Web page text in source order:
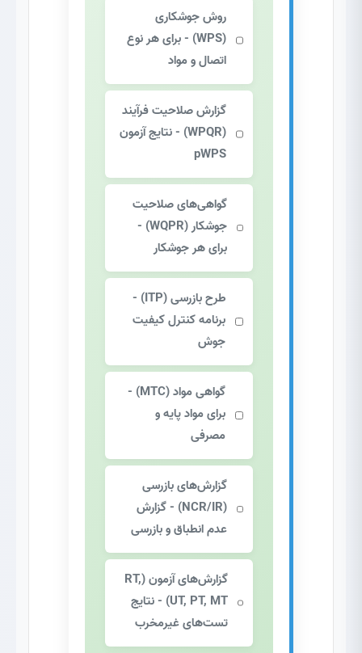
روش جوشکاری
(WPS)
- برای هر نوع
اتصال و مواد
گزارش صلاحیت فرآیند
(WPQR)
- نتایج آزمون
pWPS
گواهی‌های صلاحیت
جوشکار (WQPR)
-
برای هر جوشکار
طرح بازرسی (ITP)
-
برنامه کنترل کیفیت
جوش
گواهی مواد (MTC)
-
برای مواد پایه و
مصرفی
گزارش‌های بازرسی
(NCR/IR)
- گزارش
عدم انطباق و بازرسی
گزارش‌های آزمون (RT,
UT, PT, MT) - نتایج
تست‌های غیرمخرب